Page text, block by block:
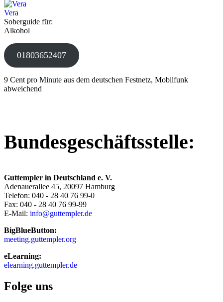
Vera
Soberguide für:
Alkohol
01803652407
9 Cent pro Minute aus dem deutschen Festnetz, Mobilfunk
abweichend
Bundesgeschäftsstelle:
Guttempler in Deutschland e. V.
Adenauerallee 45, 20097 Hamburg
Telefon: 040 - 28 40 76 99-0
Fax: 040 - 28 40 76 99-99
E-Mail: info@guttempler.de
BigBlueButton:
meeting.guttempler.org
eLearning:
elearning.guttempler.de
Folge uns